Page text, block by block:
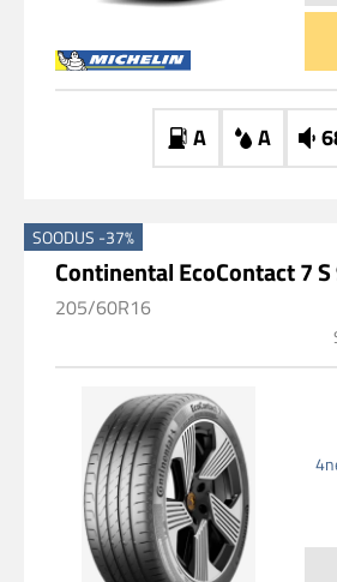
A A
SOODUS -37%
Continental EcoContact 7 S
205/60R16